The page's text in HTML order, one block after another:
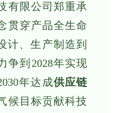
有限公司郑重承
贯穿产品全生命
、生产制造到
争到2028年实现
年达成供应链
候目标贡献科技